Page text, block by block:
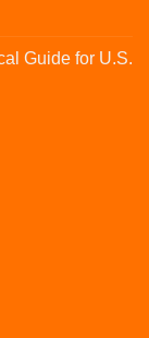
Guide for U.S.